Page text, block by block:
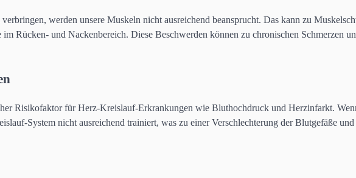
werden unsere Muskeln nicht ausreichend beansprucht. Das kann zu
Rücken- und Nackenbereich. Diese Beschwerden können zu chronischen Schmerzen
Risikofaktor für Herz-Kreislauf-Erkrankungen wie Bluthochdruck und Herzinfarkt.
System nicht ausreichend trainiert, was zu einer Verschlechterung der Blutgefäße und